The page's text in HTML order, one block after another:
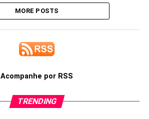
MORE POSTS
Acompanhe por RSS
TRENDING